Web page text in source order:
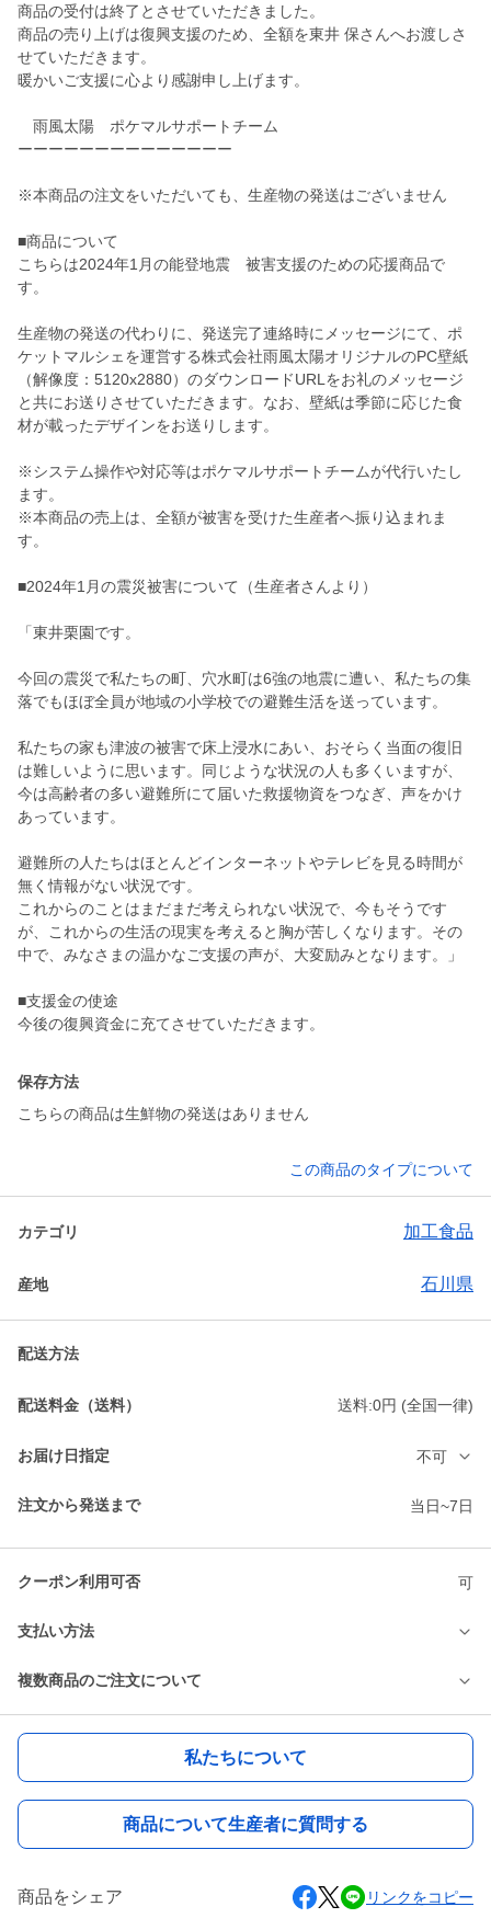
商品の受付は終了とさせていただきました。
商品の売り上げは復興支援のため、全額を東井 保さんへお渡しさ
せていただきます。
暖かいご支援に心より感謝申し上げます。
雨風太陽 ポケマルサポートチーム
ーーーーーーーーーーーーーー
※本商品の注文をいただいても、生産物の発送はございません
■商品について
こちらは2024年1月の能登地震 被害支援のための応援商品で
す。
生産物の発送の代わりに、発送完了連絡時にメッセージにて、ポ
ケットマルシェを運営する株式会社雨風太陽オリジナルのPC壁紙
（解像度：5120x2880）のダウンロードURLをお礼のメッセージ
と共にお送りさせていただきます。なお、壁紙は季節に応じた食
材が載ったデザインをお送りします。
※システム操作や対応等はポケマルサポートチームが代行いたし
ます。
※本商品の売上は、全額が被害を受けた生産者へ振り込まれま
す。
■2024年1月の震災被害について（生産者さんより）
「東井栗園です。
今回の震災で私たちの町、穴水町は6強の地震に遭い、私たちの集
落でもほぼ全員が地域の小学校での避難生活を送っています。
私たちの家も津波の被害で床上浸水にあい、おそらく当面の復旧
は難しいように思います。同じような状況の人も多くいますが、
今は高齢者の多い避難所にて届いた救援物資をつなぎ、声をかけ
あっています。
避難所の人たちはほとんどインターネットやテレビを見る時間が
無く情報がない状況です。
これからのことはまだまだ考えられない状況で、今もそうです
が、これからの生活の現実を考えると胸が苦しくなります。その
中で、みなさまの温かなご支援の声が、大変励みとなります。」
■支援金の使途
保存方法
こちらの商品は生鮮物の発送はありません
この商品のタイプについて
カテゴリ 加工食品
産地 石川県
配送方法
配送料金（送料） 送料:0円 (全国一律)
お届け日指定 不可
注文から発送まで 当日~7日
クーポン利用可否 可
支払い方法
複数商品のご注文について
私たちについて
商品について生産者に質問する
商品をシェア リンクをコピー